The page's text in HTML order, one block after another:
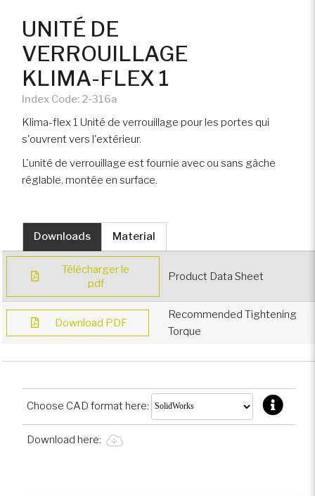
UNITÉ DE
VERROUILLAGE
KLIMA-FLEX 1
Index Code: 2-316a
Klima-flex 1 Unité de verrouillage pour les portes qui
s'ouvrent vers l'extérieur.
L'unité de verrouillage est fournie avec ou sans gâche
réglable, montée en surface.
Downloads Material
Télécharger le
pdf
Product Data Sheet
Download PDF
Recommended Tightening
Torque
Choose CAD format here:
Download here: